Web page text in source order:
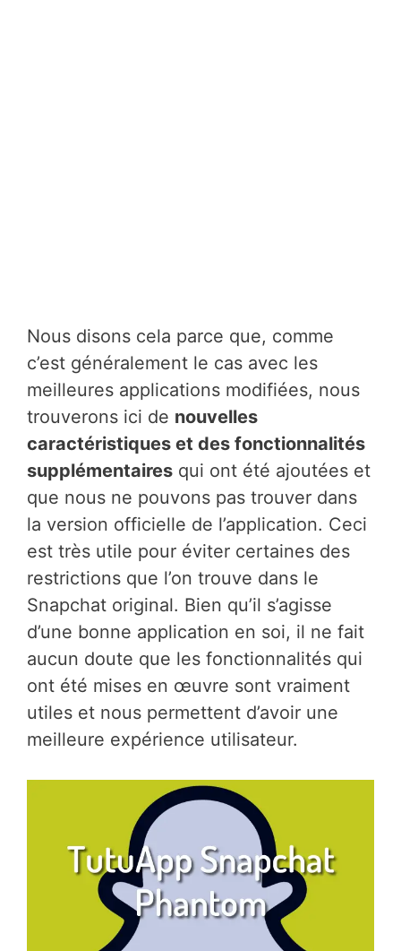
Nous disons cela parce que, comme
c’est généralement le cas avec les
meilleures applications modifiées, nous
trouverons ici de nouvelles
caractéristiques et des fonctionnalités
supplémentaires qui ont été ajoutées et
que nous ne pouvons pas trouver dans
la version officielle de l’application. Ceci
est très utile pour éviter certaines des
restrictions que l’on trouve dans le
Snapchat original. Bien qu’il s’agisse
d’une bonne application en soi, il ne fait
aucun doute que les fonctionnalités qui
ont été mises en œuvre sont vraiment
utiles et nous permettent d’avoir une
meilleure expérience utilisateur.